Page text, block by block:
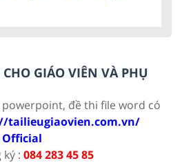
GIÁO VIÊN VÀ PHỤ
powerpoint, đề thi file word có
tailieugiaovien.com.vn/
Official
: 084 283 45 85